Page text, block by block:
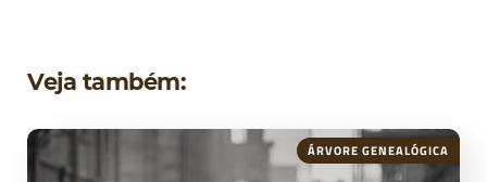
Veja também:
ÁRVORE GENEALÓGICA